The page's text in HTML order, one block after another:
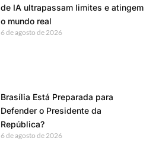
de IA ultrapassam limites e atingem
o mundo real
6 de agosto de 2026
Brasília Está Preparada para
Defender o Presidente da
República?
6 de agosto de 2026